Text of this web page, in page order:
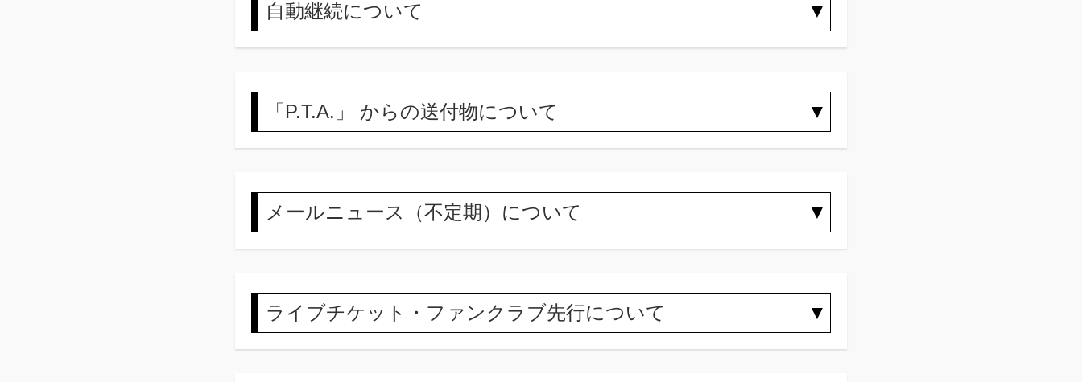
自動継続について
「P.T.A.」 からの送付物について
メールニュース（不定期）について
ライブチケット・ファンクラブ先行について